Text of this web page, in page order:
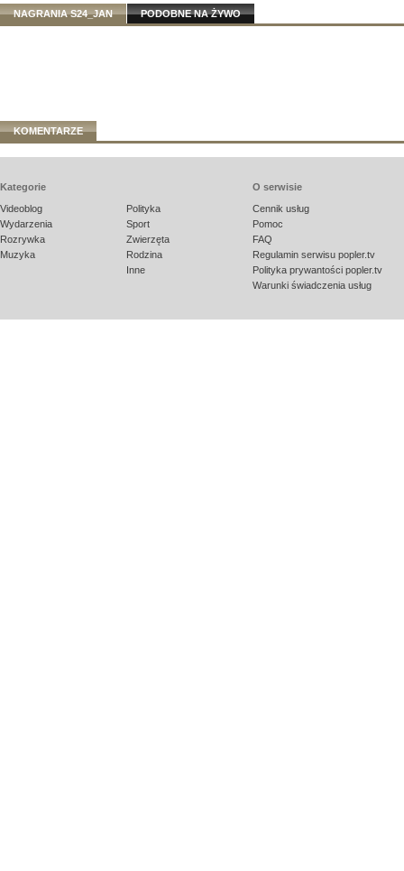
NAGRANIA S24_JAN PODOBNE NA ŻYWO
KOMENTARZE
Kategorie
Videoblog
Wydarzenia
Rozrywka
Muzyka
Polityka
Sport
Zwierzęta
Rodzina
Inne
O serwisie
Cennik usług
Pomoc
FAQ
Regulamin serwisu popler.tv
Polityka prywantości popler.tv
Warunki świadczenia usług